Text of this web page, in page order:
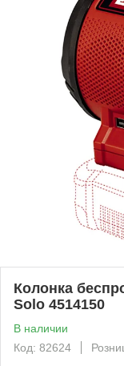
Колонка
Solo 4514150
В наличии
Код: 82624